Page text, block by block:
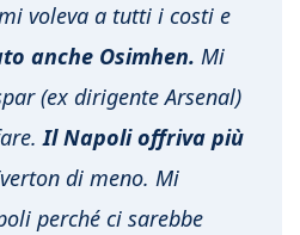
voleva a tutti i costi e
anche Osimhen. Mi
(ex dirigente Arsenal)
Il Napoli offriva più
di meno. Mi
perché ci sarebbe